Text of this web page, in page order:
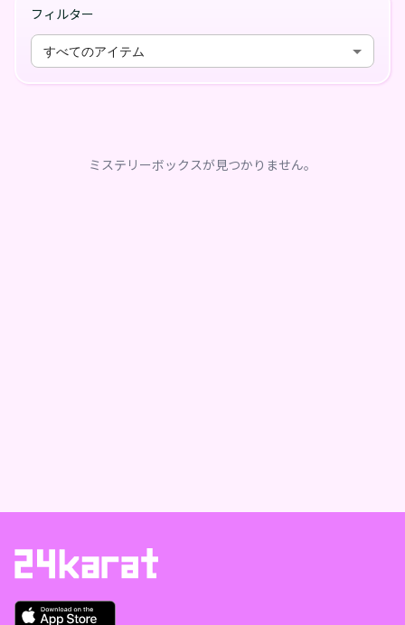
フィルター
すべてのアイテム
ミステリーボックスが見つかりません。